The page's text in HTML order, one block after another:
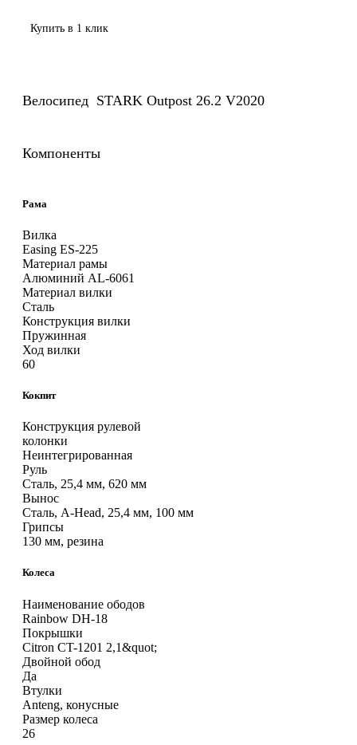
Купить в 1 клик
Велосипед STARK Outpost 26.2 V2020
Компоненты
Рама
Вилка
Easing ES-225
Материал рамы
Алюминий AL-6061
Материал вилки
Сталь
Конструкция вилки
Пружинная
Ход вилки
60
Кокпит
Конструкция рулевой
колонки
Неинтегрированная
Руль
Сталь, 25,4 мм, 620 мм
Вынос
Сталь, A-Head, 25,4 мм, 100 мм
Грипсы
130 мм, резина
Колеса
Наименование ободов
Rainbow DH-18
Покрышки
Citron CT-1201 2,1&quot;
Двойной обод
Да
Втулки
Anteng, конусные
Размер колеса
26